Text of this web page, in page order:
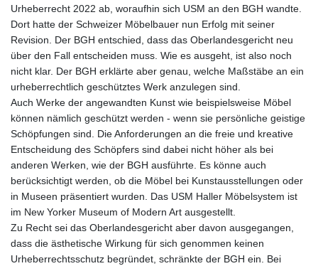
Urheberrecht 2022 ab, woraufhin sich USM an den BGH wandte.
Dort hatte der Schweizer Möbelbauer nun Erfolg mit seiner
Revision. Der BGH entschied, dass das Oberlandesgericht neu
über den Fall entscheiden muss. Wie es ausgeht, ist also noch
nicht klar. Der BGH erklärte aber genau, welche Maßstäbe an ein
urheberrechtlich geschütztes Werk anzulegen sind.
Auch Werke der angewandten Kunst wie beispielsweise Möbel
können nämlich geschützt werden - wenn sie persönliche geistige
Schöpfungen sind. Die Anforderungen an die freie und kreative
Entscheidung des Schöpfers sind dabei nicht höher als bei
anderen Werken, wie der BGH ausführte. Es könne auch
berücksichtigt werden, ob die Möbel bei Kunstausstellungen oder
in Museen präsentiert wurden. Das USM Haller Möbelsystem ist
im New Yorker Museum of Modern Art ausgestellt.
Zu Recht sei das Oberlandesgericht aber davon ausgegangen,
dass die ästhetische Wirkung für sich genommen keinen
Urheberrechtsschutz begründet, schränkte der BGH ein. Bei